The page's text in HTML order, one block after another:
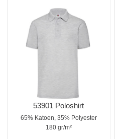
53901 Poloshirt
65% Katoen, 35% Polyester
180 gr/m²